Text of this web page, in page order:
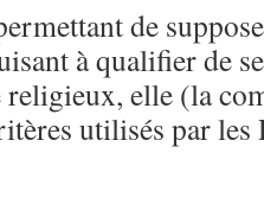
de
à qualifier de
religieux, elle (la
utilisés par les